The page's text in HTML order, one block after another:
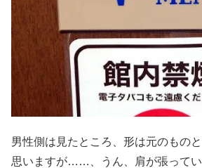
男性側は見たところ、形は元のもの
思いますが……、うん、肩が張ってい